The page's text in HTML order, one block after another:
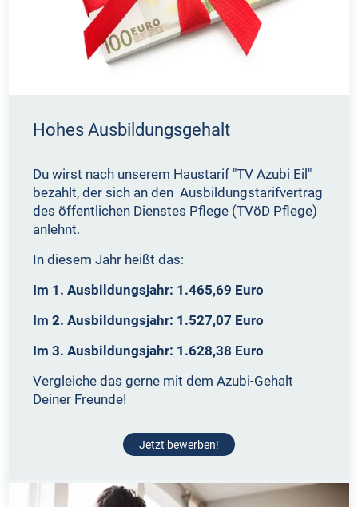
Hohes Ausbildungsgehalt
Du wirst nach unserem Haustarif "TV Azubi Eil"
bezahlt, der sich an den Ausbildungstarifvertrag
des öffentlichen Dienstes Pflege (TVöD Pflege)
anlehnt.
In diesem Jahr heißt das:
Im 1. Ausbildungsjahr: 1.465,69 Euro
Im 2. Ausbildungsjahr: 1.527,07 Euro
Im 3. Ausbildungsjahr: 1.628,38 Euro
Vergleiche das gerne mit dem Azubi-Gehalt
Deiner Freunde!
Jetzt bewerben!